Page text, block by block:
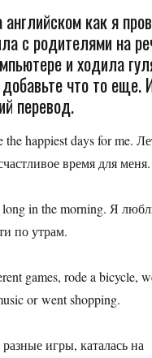
как я
с родителями на
и ходила
что то еще.
перевод.
the happiest days for me.
время для меня.
long in the morning. Я
по утрам.
games, rode a bicycle,
or went shopping.
игры, каталась на